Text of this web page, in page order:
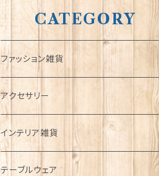
CATEGORY
ファッション雑貨
タータンネクタイ
帽子
キャップ
Tシャツ
アクセサリー
ORTAK
ブローチ
インテリア雑貨
インテリア置物
テーブルウェア